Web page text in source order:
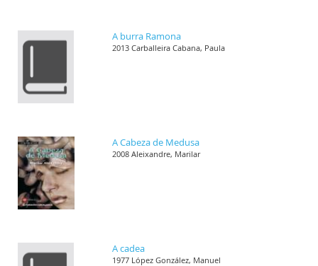
A burra Ramona
2013 Carballeira Cabana, Paula
A Cabeza de Medusa
2008 Aleixandre, Marilar
A cadea
1977 López González, Manuel